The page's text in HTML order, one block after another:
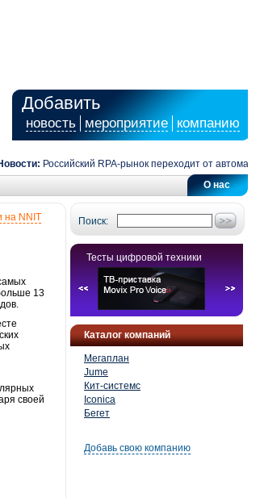
Добавить
новость мероприятие компанию
Российский RPA-рынок переходит от
О нас
Поиск:
Тесты цифровой техники
Каталог компаний
Мегаплан
Jume
Кит-системс
Iconica
Бегет
Добавь свою компанию
на NNIT
13
своей